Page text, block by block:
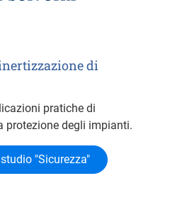
di
pratiche di
protezione degli impianti.
"Sicurezza"